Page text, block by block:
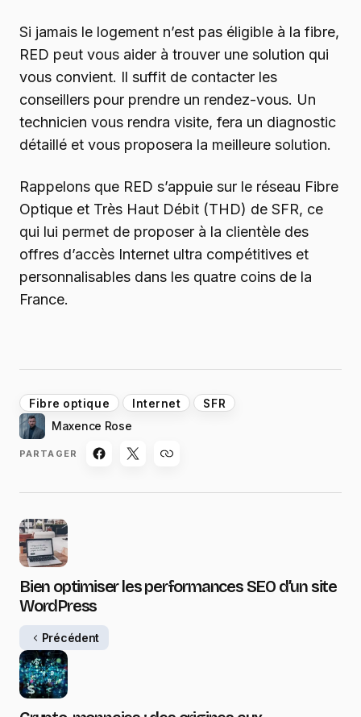
Si jamais le logement n’est pas éligible à la fibre,
RED peut vous aider à trouver une solution qui
vous convient. Il suffit de contacter les
conseillers pour prendre un rendez-vous. Un
technicien vous rendra visite, fera un diagnostic
détaillé et vous proposera la meilleure solution.
Rappelons que RED s’appuie sur le réseau Fibre
Optique et Très Haut Débit (THD) de SFR, ce
qui lui permet de proposer à la clientèle des
offres d’accès Internet ultra compétitives et
personnalisables dans les quatre coins de la
France.
Fibre optique Internet SFR
Maxence Rose
PARTAGER
Bien optimiser les performances SEO d’un site
WordPress
Précédent